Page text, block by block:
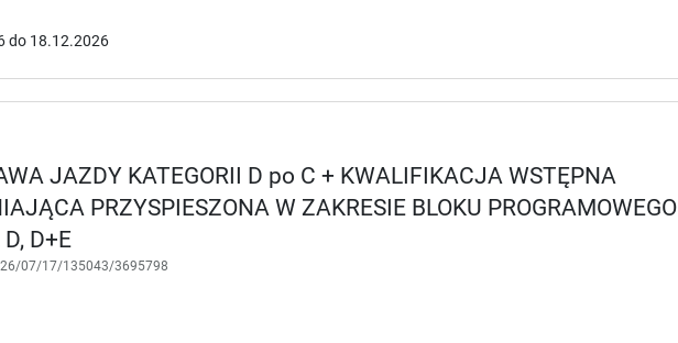
do 18.12.2026
JAZDY KATEGORII D po C + KWALIFIKACJA WSTĘPNA
PRZYSPIESZONA W ZAKRESIE BLOKU PROGRAMOWEGO
D+E
07/17/135043/3695798